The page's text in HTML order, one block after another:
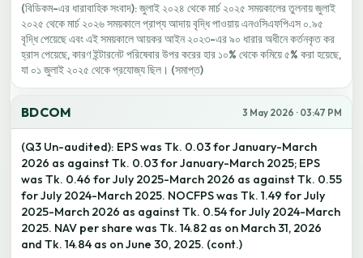
(বিডিকম-এর ধারাবাহিক সংবাদ): জুলাই ২০২৪ থেকে মার্চ ২০২৫ সময়কালের তুলনায় জুলাই
২০২৫ থেকে মার্চ ২০২৬ সময়কালে প্রাপ্য আদায় বৃদ্ধি পাওয়ায় এনওসিএফপিএস ০.৯৫
বৃদ্ধি পেয়েছে এবং এই সময়কালে আয়কর আইন ২০২৩-এর ৯০ ধারার অধীনে কর্তনকৃত কর
হ্রাস পেয়েছে, কারণ ইন্টারনেট পরিষেবার উপর করের হার ১০% থেকে কমিয়ে ৫% করা হয়েছে,
যা ০১ জুলাই ২০২৫ থেকে প্রযোজ্য ছিল। (সমাপ্ত)
BDCOM 3 May 2026 · 03:47 PM
(Q3 Un-audited): EPS was Tk. 0.03 for January-March
2026 as against Tk. 0.03 for January-March 2025; EPS
was Tk. 0.46 for July 2025-March 2026 as against Tk. 0.55
for July 2024-March 2025. NOCFPS was Tk. 1.49 for July
2025-March 2026 as against Tk. 0.54 for July 2024-March
2025. NAV per share was Tk. 14.82 as on March 31, 2026
and Tk. 14.84 as on June 30, 2025. (cont.)